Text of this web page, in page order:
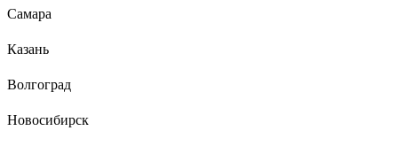
Самара
Казань
Волгоград
Новосибирск